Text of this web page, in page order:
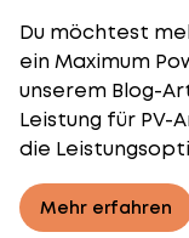
Du möchtest
ein Maximum
unserem Blog-
Leistung für PV-
die
Mehr erfahren